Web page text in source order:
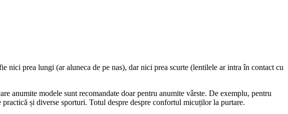
prea lungi (ar aluneca de pe nas), dar nici prea scurte (lentilele ar intra în contact cu
anumite modele sunt recomandate doar pentru anumite vârste. De exemplu, pentru
și diverse sporturi. Totul despre despre confortul micuților la purtare.